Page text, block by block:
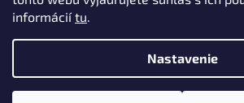
informáciítu.
Nastavenie
extratech. Všetky práva
nastavenie cookies